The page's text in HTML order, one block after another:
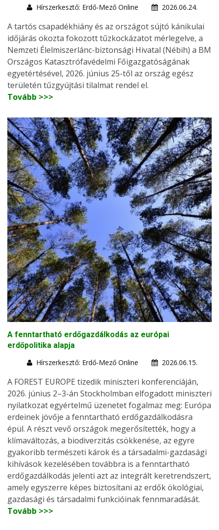
Hírszerkesztő: Erdő-Mező Online
2026.06.24.
A tartós csapadékhiány és az országot sújtó kánikulai
időjárás okozta fokozott tűzkockázatot mérlegelve, a
Nemzeti Élelmiszerlánc-biztonsági Hivatal (Nébih) a BM
Országos Katasztrófavédelmi Főigazgatóságának
egyetértésével, 2026. június 25-től az ország egész
területén tűzgyújtási tilalmat rendel el.
Tovább >>>
A fenntartható erdőgazdálkodás az európai
erdőpolitika alapja
Hírszerkesztő: Erdő-Mező Online
2026.06.15.
A FOREST EUROPE tizedik miniszteri konferenciáján,
2026. június 2–3-án Stockholmban elfogadott miniszteri
nyilatkozat egyértelmű üzenetet fogalmaz meg: Európa
erdeinek jövője a fenntartható erdőgazdálkodásra
épül. A részt vevő országok megerősítették, hogy a
klímaváltozás, a biodiverzitás csökkenése, az egyre
gyakoribb természeti károk és a társadalmi-gazdasági
kihívások kezelésében továbbra is a fenntartható
erdőgazdálkodás jelenti azt az integrált keretrendszert,
amely egyszerre képes biztosítani az erdők ökológiai,
gazdasági és társadalmi funkcióinak fennmaradását.
Tovább >>>